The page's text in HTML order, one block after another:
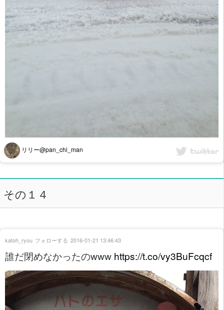
リリー@pan_chi_man
その１４
誰だ閉めなかったのwww https://t.co/vy3BuFcqcf
katoh_ryou フォローする 2016-01-21 13:46:43